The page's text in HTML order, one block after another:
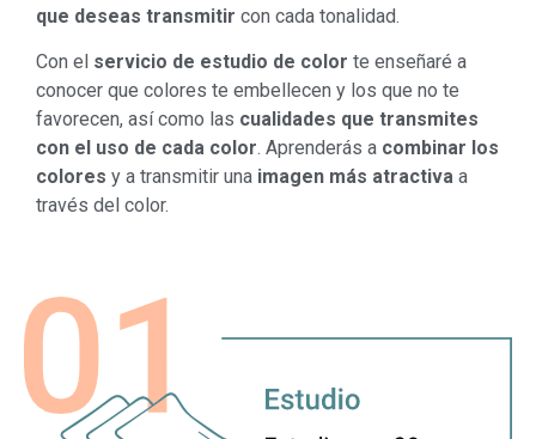
que deseas transmitir con cada tonalidad.
Con el servicio de estudio de color te enseñaré a
conocer que colores te embellecen y los que no te
favorecen, así como las cualidades que transmites
con el uso de cada color. Aprenderás a combinar los
colores y a transmitir una imagen más atractiva a
través del color.